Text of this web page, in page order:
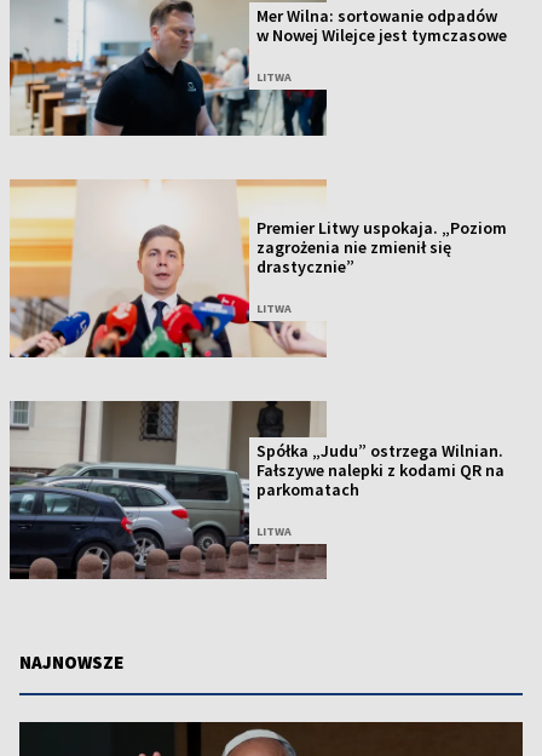
Mer Wilna: sortowanie odpadów
w Nowej Wilejce jest tymczasowe
LITWA
Premier Litwy uspokaja. „Poziom
zagrożenia nie zmienił się
drastycznie”
LITWA
Spółka „Judu” ostrzega Wilnian.
Fałszywe nalepki z kodami QR na
parkomatach
LITWA
NAJNOWSZE